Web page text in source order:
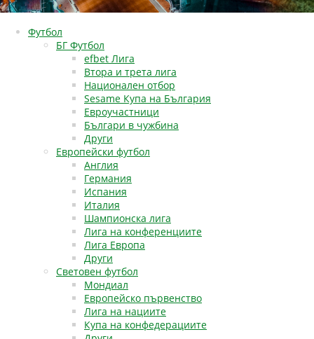
Футбол
БГ Футбол
efbet Лига
Втора и трета лига
Национален отбор
Sesame Купа на България
Евроучастници
Българи в чужбина
Други
Европейски футбол
Англия
Германия
Испания
Италия
Шампионска лига
Лига на конференциите
Лига Европа
Други
Световен футбол
Мондиал
Европейско първенство
Лига на нациите
Купа на конфедерациите